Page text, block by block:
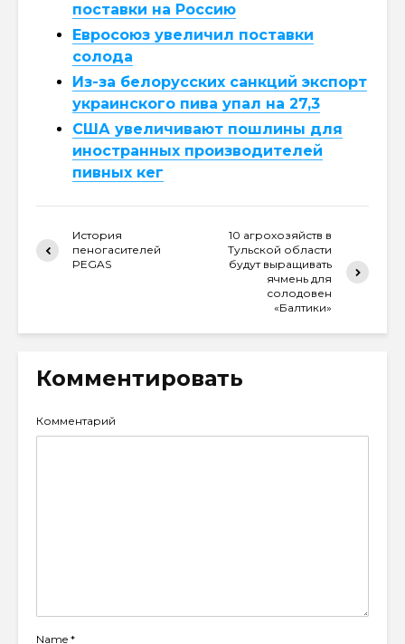
поставки на Россию
Евросоюз увеличил поставки
солода
Из-за белорусских санкций экспорт
украинского пива упал на 27,3
США увеличивают пошлины для
иностранных производителей
пивных кег
История
пеногасителей
PEGAS
10 агрохозяйств в
Тульской области
будут выращивать
ячмень для
солодовен
«Балтики»
Комментировать
Комментарий
Name *